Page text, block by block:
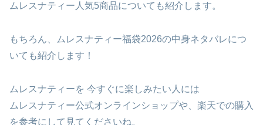
ムレスナティー人気5商品についても紹介します。
もちろん、ムレスナティー福袋2026の中身ネタバレにつ
いても紹介します！
ムレスナティーを 今すぐに楽しみたい人には
ムレスナティー公式オンラインショップや、楽天での購入
を参考にして見てくださいね。